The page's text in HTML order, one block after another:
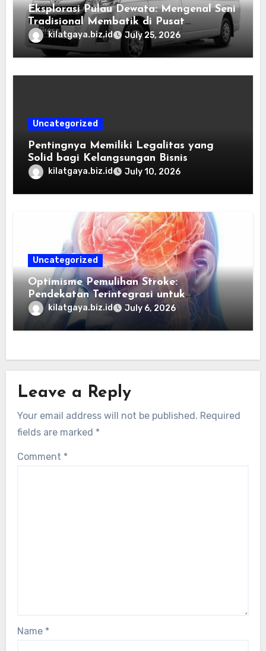
Eksplorasi Pulau Dewata: Mengenal Seni
Tradisional Membatik di Pusat
Kebudayaan Ubud
kilatgaya.biz.id July 25, 2026
Uncategorized
Pentingnya Memiliki Legalitas yang
Solid bagi Kelangsungan Bisnis
kilatgaya.biz.id July 10, 2026
Uncategorized
Optimisme Pemulihan Stroke:
Pendekatan Terintegrasi untuk
Mengembalikan Kualitas Hidup Guna
Memulihkan Kepercayaan Diri Pasien
Melalui Dukungan Nutrisi dan Stimulasi
kilatgaya.biz.id July 6, 2026
Leave a Reply
Your email address will not be published. Required
fields are marked *
Comment *
Name *